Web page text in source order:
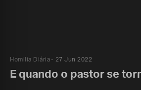
Homilia Diária 27 Jun 2022
E quando o pastor se